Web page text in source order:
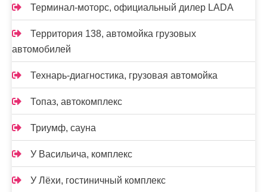
Терминал-моторс, официальный дилер LADA
Территория 138, автомойка грузовых
автомобилей
Технарь-диагностика, грузовая автомойка
Топаз, автокомплекс
Триумф, сауна
У Васильича, комплекс
У Лёхи, гостиничный комплекс